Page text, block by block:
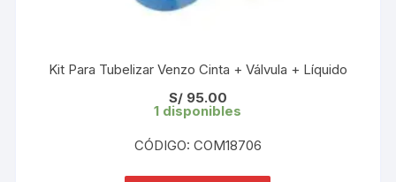
Kit Para Tubelizar Venzo Cinta + Válvula + Líquido
S/95.00
1 disponibles
CÓDIGO: COM18706